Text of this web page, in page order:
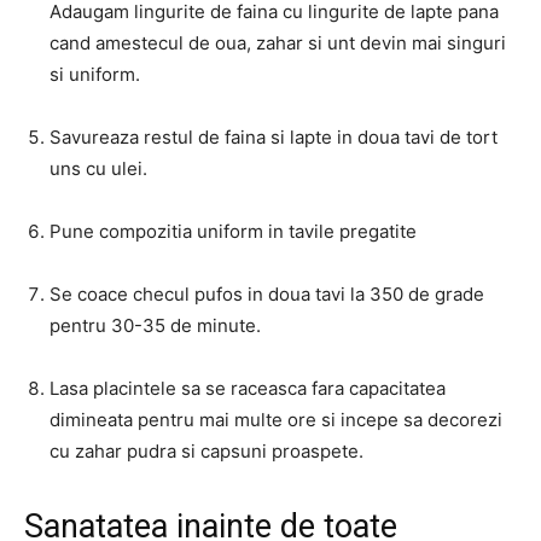
Adaugam lingurite de faina cu lingurite de lapte pana
cand amestecul de oua, zahar si unt devin mai singuri
si uniform.
Savureaza restul de faina si lapte in doua tavi de tort
uns cu ulei.
Pune compozitia uniform in tavile pregatite
Se coace checul pufos in doua tavi la 350 de grade
pentru 30-35 de minute.
Lasa placintele sa se raceasca fara capacitatea
dimineata pentru mai multe ore si incepe sa decorezi
cu zahar pudra si capsuni proaspete.
Sanatatea inainte de toate